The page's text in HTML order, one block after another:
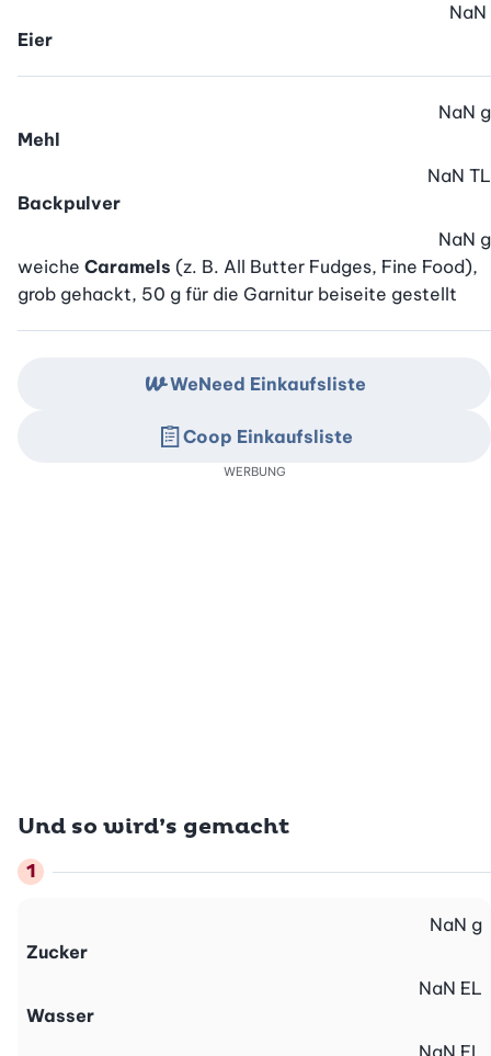
Eier
NaN
Mehl
NaN g
Backpulver
NaN TL
weiche Caramels (z. B. All Butter Fudges, Fine Food),
grob gehackt, 50 g für die Garnitur beiseite gestellt
NaN g
Und so wird’s gemacht
Zucker
NaN g
Wasser
NaN EL
WeNeed Einkaufsliste
Coop Einkaufsliste
WERBUNG